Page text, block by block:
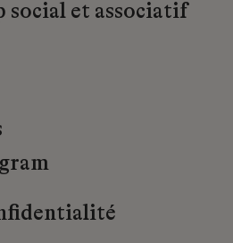
social et associatif